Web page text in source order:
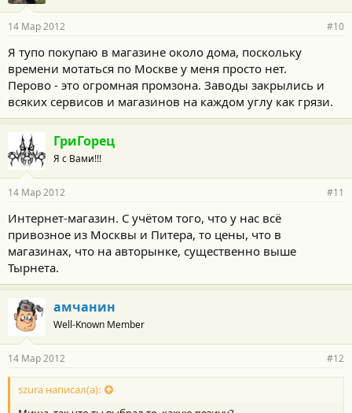
14 Мар 2012 #10
Я тупо покупаю в магазине около дома, поскольку
времени мотаться по Москве у меня просто нет.
Перово - это огромная промзона. Заводы закрылись и
всяких сервисов и магазинов на каждом углу как грязи.
ГриГорец
Я с Вами!!!
14 Мар 2012 #11
Интернет-магазин. С учётом того, что у нас всё
привозное из Москвы и Питера, то цены, что в
магазинах, что на авторынке, существенно выше
Тырнета.
амчанин
Well-Known Member
14 Мар 2012 #12
szura написал(а):